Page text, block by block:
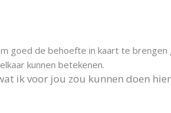
goed de behoefte in kaart te brengen
kunnen betekenen.
ik voor jou zou kunnen doen